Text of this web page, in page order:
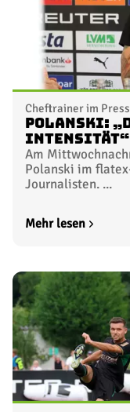
Cheftrainer im
Polanski:
Intensität“
Am
Polanski im
Journalisten. ...
Mehr lesen